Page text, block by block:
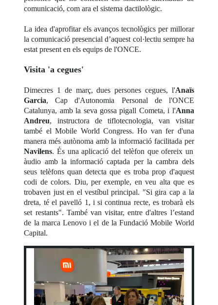
comunicació, com ara el sistema dactilològic.
La idea d'aprofitar els avanços tecnològics per millorar
la comunicació presencial d’aquest col·lectiu sempre ha
estat present en els equips de l'ONCE.
Visita 'a cegues'
Dimecres 1 de març, dues persones cegues, l'Anaïs
Garcia, Cap d'Autonomia Personal de l'ONCE
Catalunya, amb la seva gossa pigall Cometa, i l'Anna
Andreu, instructora de tiflotecnologia, van visitar
també el Mobile World Congress. Ho van fer d'una
manera més autònoma amb la informació facilitada per
Navilens. És una aplicació del telèfon que ofereix un
àudio amb la informació captada per la cambra dels
seus telèfons quan detecta que es troba prop d'aquest
codi de colors. Diu, per exemple, en veu alta que es
trobaven just en el vestíbul principal. "Si gira cap a la
dreta, té el pavelló 1, i si continua recte, es trobarà els
set restants". També van visitar, entre d'altres l’estand
de la marca Lenovo i el de la Fundació Mobile World
Capital.